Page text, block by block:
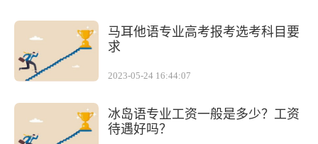
马耳他语专业高考报考选考科目要
求
2023-05-24 16:44:07
冰岛语专业工资一般是多少？工资
待遇好吗？